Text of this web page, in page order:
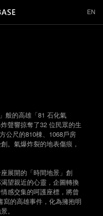
EN
般的高雄「81 石化氣
聲響掠奪了32 位民眾的生
公尺的810棟、1068戶房
。氣爆炸裂的地表傷痕，
展開的「時間地景」創
望親近的心靈，企圖轉換
感交集的呵護座標，將曾
的高雄事件，化為擁抱明
。